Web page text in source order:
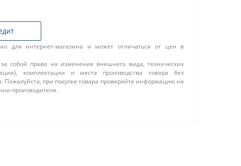
для интернет-магазина и может отличаться от цен в
за собой право на изменение внешнего вида, технических
комплектации и места производства товара без
Пожалуйста, при покупке товара проверяйте информацию на
производителя.